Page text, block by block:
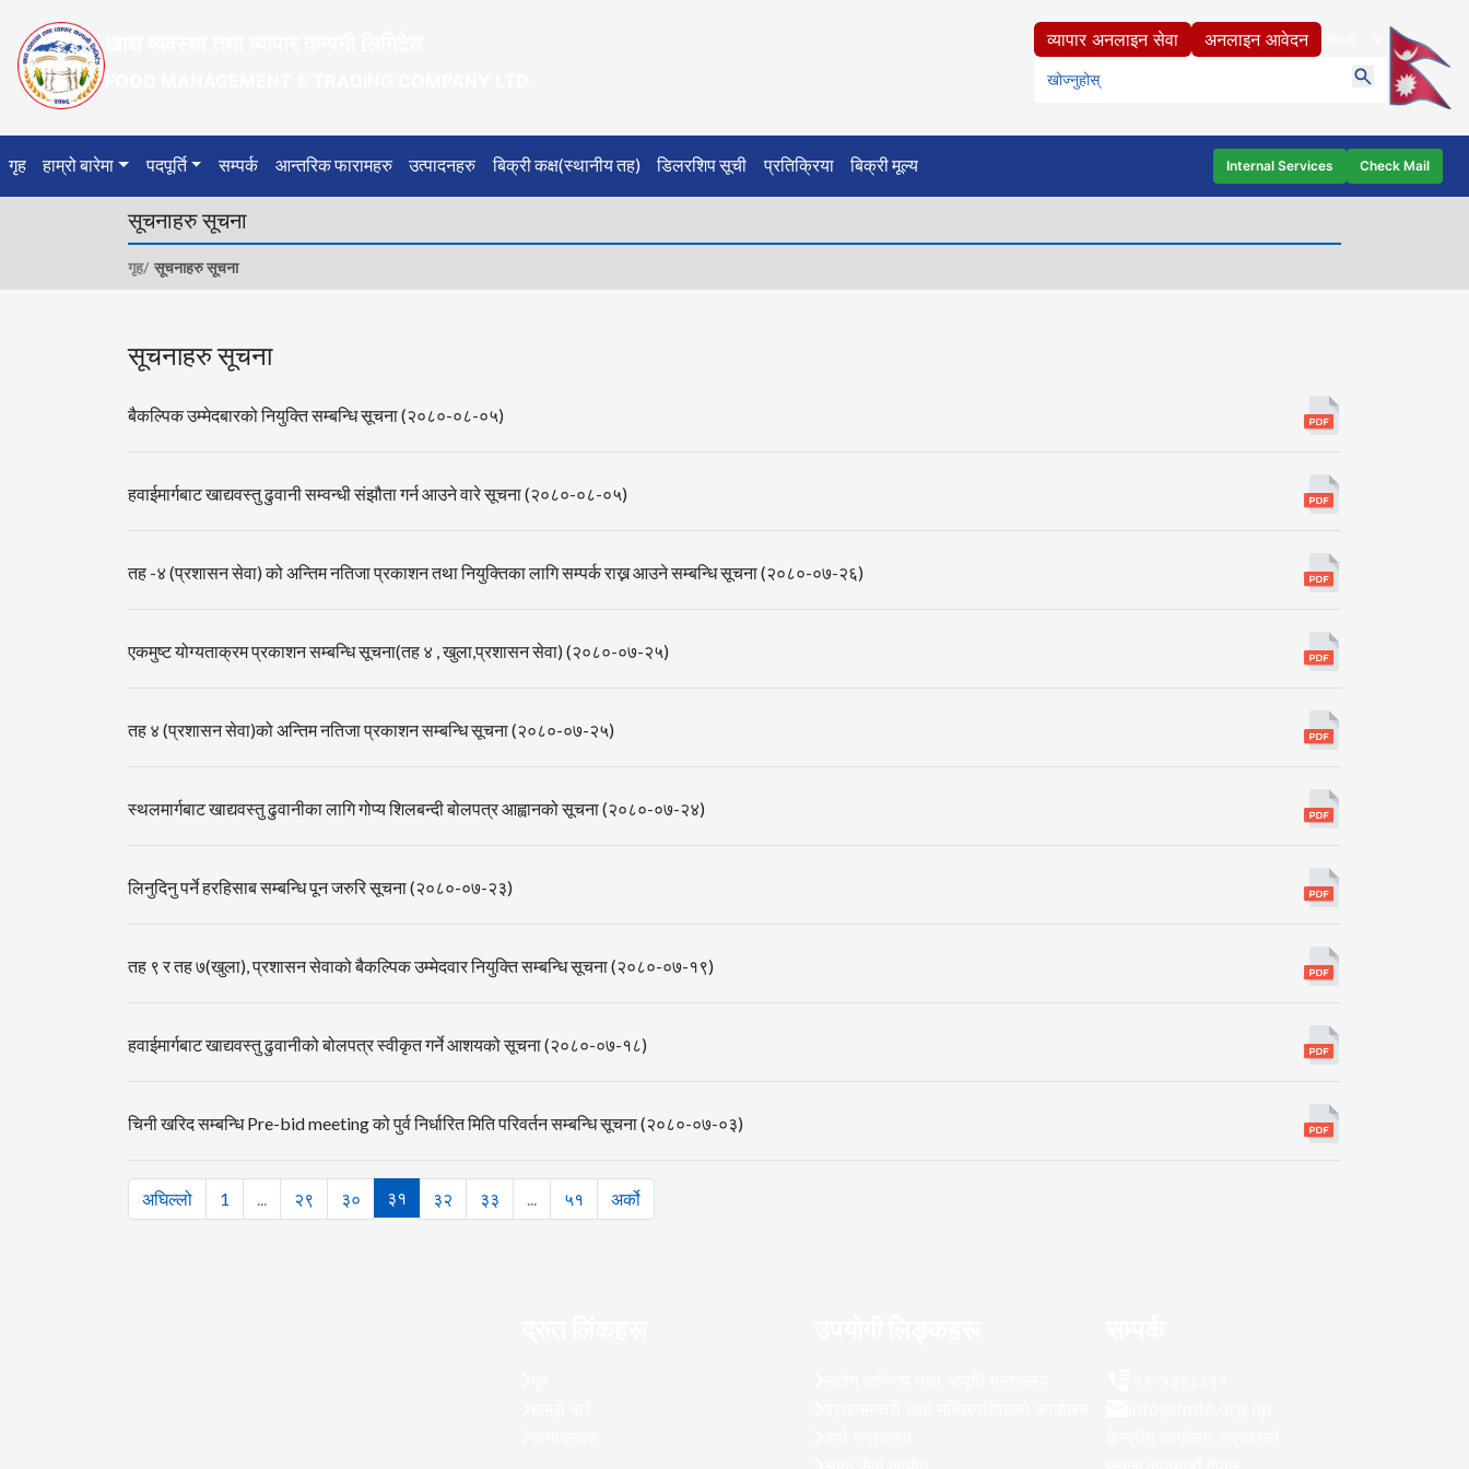
व्यापार अनलाइन सेवा अनलाइन आवेदन
गृह हाम्रो बारेमा पदपूर्ति सम्पर्क आन्तरिक फारामहरु उत्पादनहरु बिक्री कक्ष(स्थानीय तह) डिलरशिप सूची प्रतिक्रिया बिक्री मूल्य Internal Services Check Mail
सूचनाहरु सूचना
गृह/ सूचनाहरु सूचना
सूचनाहरु सूचना
बैकल्पिक उम्मेदबारको नियुक्ति सम्बन्धि सूचना (२०८०-०८-०५)
हवाईमार्गबाट खाद्यवस्तु ढुवानी सम्वन्धी संझौता गर्न आउने वारे सूचना (२०८०-०८-०५)
तह -४ (प्रशासन सेवा) को अन्तिम नतिजा प्रकाशन तथा नियुक्तिका लागि सम्पर्क राख्न आउने सम्बन्धि सूचना (२०८०-०७-२६)
एकमुष्ट योग्यताक्रम प्रकाशन सम्बन्धि सूचना(तह ४ , खुला,प्रशासन सेवा) (२०८०-०७-२५)
तह ४ (प्रशासन सेवा)को अन्तिम नतिजा प्रकाशन सम्बन्धि सूचना (२०८०-०७-२५)
स्थलमार्गबाट खाद्यवस्तु ढुवानीका लागि गोप्य शिलबन्दी बोलपत्र आह्वानको सूचना (२०८०-०७-२४)
लिनुदिनु पर्ने हरहिसाब सम्बन्धि पून जरुरि सूचना (२०८०-०७-२३)
तह ९ र तह ७(खुला), प्रशासन सेवाको बैकल्पिक उम्मेदवार नियुक्ति सम्बन्धि सूचना (२०८०-०७-१९)
हवाईमार्गबाट खाद्यवस्तु ढुवानीको बोलपत्र स्वीकृत गर्ने आशयको सूचना (२०८०-०७-१८)
चिनी खरिद सम्बन्धि Pre-bid meeting को पुर्व निर्धारित मिति परिवर्तन सम्बन्धि सूचना (२०८०-०७-०३)
अघिल्लो 1 ... २९ ३० ३१ ३२ ३३ ... ५१ अर्को